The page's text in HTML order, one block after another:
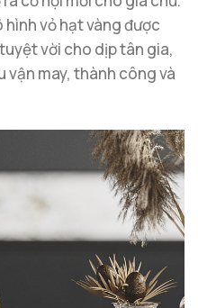
hình vỏ hạt vàng được
vời cho dịp tân gia,
vận may, thành công và